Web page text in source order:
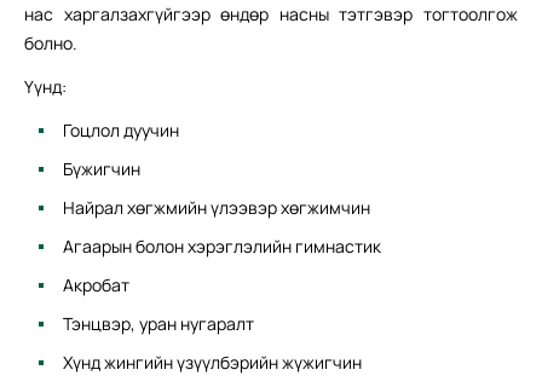
нас харгалзахгүйгээр өндөр насны тэтгэвэр тогтоолгож
болно.
Үүнд:
Гоцлол дуучин
Бүжигчин
Найрал хөгжмийн үлээвэр хөгжимчин
Агаарын болон хэрэглэлийн гимнастик
Акробат
Тэнцвэр, уран нугаралт
Хүнд жингийн үзүүлбэрийн жүжигчин